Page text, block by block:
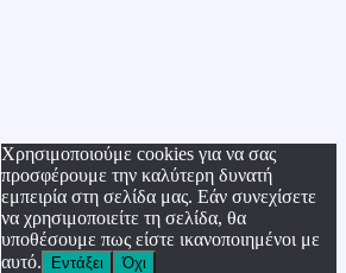
Χρησιμοποιούμε cookies για να σας
προσφέρουμε την καλύτερη δυνατή
εμπειρία στη σελίδα μας. Εάν συνεχίσετε
να χρησιμοποιείτε τη σελίδα, θα
υποθέσουμε πως είστε ικανοποιημένοι με
αυτό.
Εντάξει Όχι